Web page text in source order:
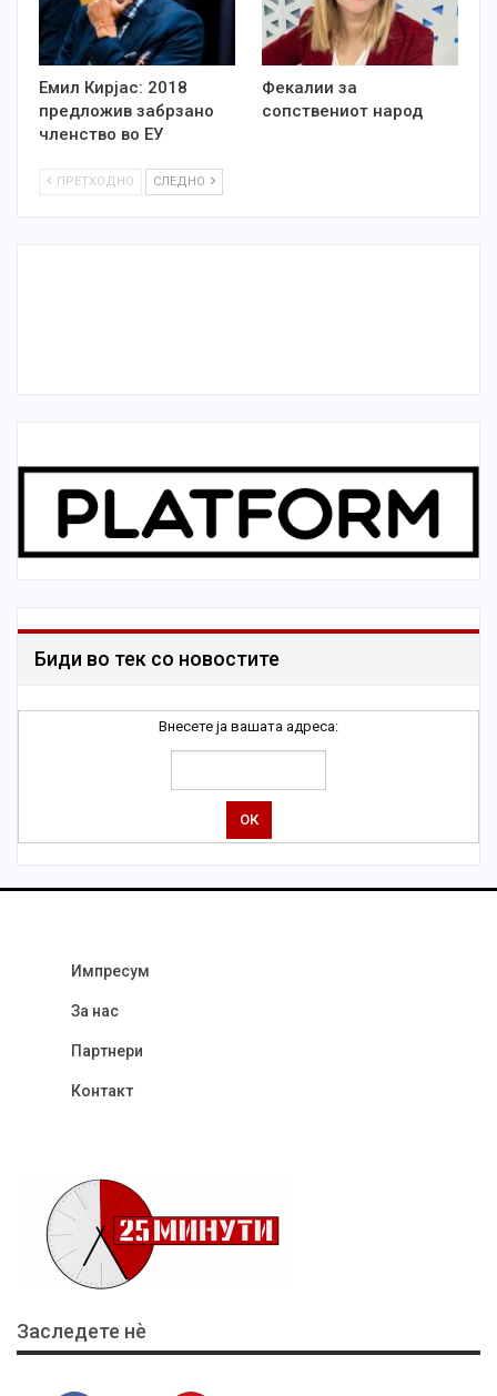
Емил Кирјас: 2018
предложив забрзано
членство во ЕУ
Фекалии за
сопствениот народ
ПРЕТХОДНО СЛЕДНО
Биди во тек со новостите
Внесете ја вашата адреса:
Импресум
За нас
Партнери
Контакт
Заследете нѐ